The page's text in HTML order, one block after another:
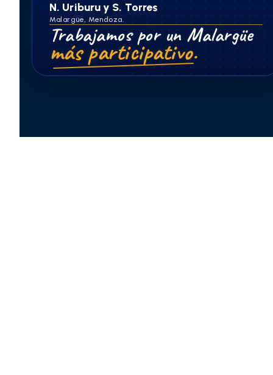
N. Uriburu y S. Torres
Malargüe, Mendoza.
Trabajamos por un Malargüe
más participativo.